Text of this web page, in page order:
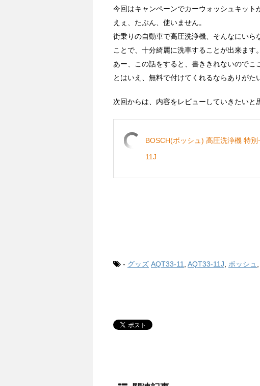
今回はキャンペーンでカーウォッシュキット
えぇ、たぶん、使いません。
街乗りの自動車で高圧洗浄機、そんなにい
ことで、十分綺麗に洗車することが出来ます。
あー、この話をすると、書ききれないのでこ
とはいえ、無料で付けてくれるならありがた
次回からは、内容をレビューしていきたいと
BOSCH(ボッシュ) 高圧洗浄機 特
11J
- グッズ AQT33-11, AQT33-11J, ボッシュ,